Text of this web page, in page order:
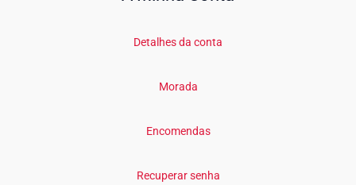
Detalhes da conta
Morada
Encomendas
Recuperar senha